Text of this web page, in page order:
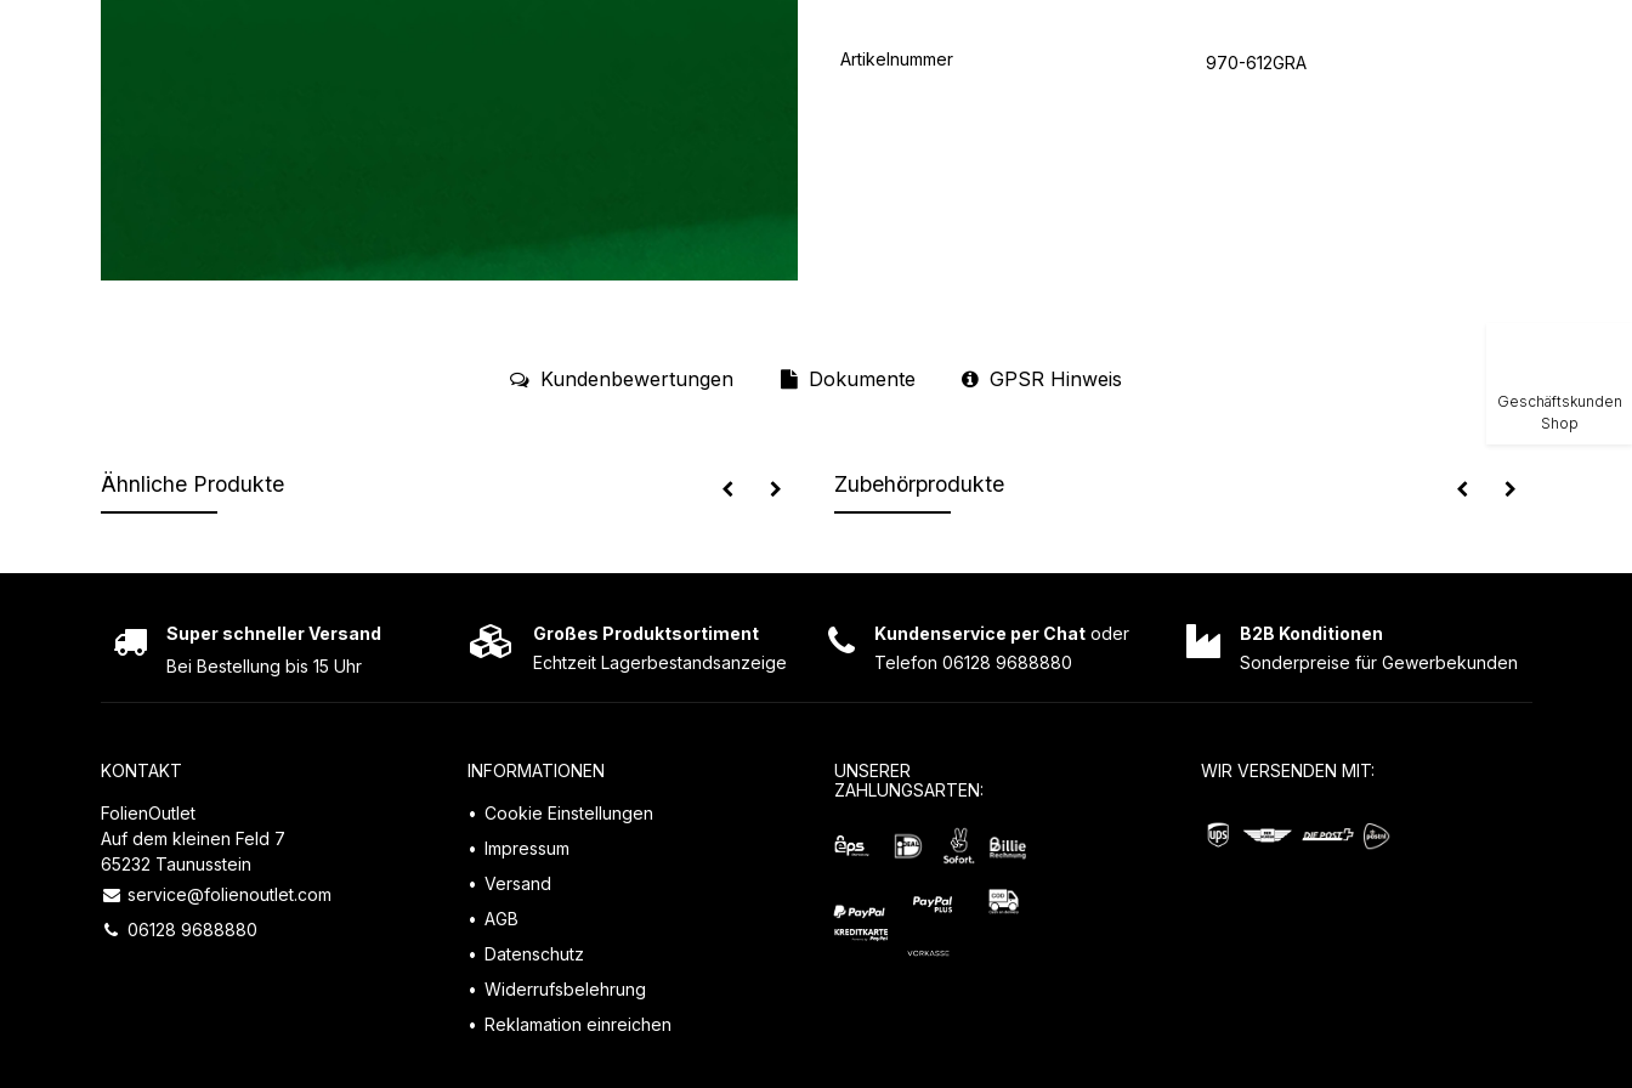
Artikelnummer 970-612GRA
Kundenbewertungen Dokumente GPSR Hinweis
Ähnliche Produkte Zubehörprodukte
Großes Produktsortiment
Echtzeit Lagerbestandsanzeige
Kundenservice per Chat oder
Telefon 06128 9688880
Super schneller Versand
Bei Bestellung bis 15 Uhr
B2B Konditionen
Sonderpreise für Gewerbekunden
KONTAKT
FolienOutlet
Auf dem kleinen Feld 7
65232 Taunusstein
service@folienoutlet.com
06128 9688880
INFORMATIONEN
Cookie Einstellungen
Impressum
Versand
AGB
Datenschutz
Widerrufsbelehrung
Reklamation einreichen
UNSERER
ZAHLUNGSARTEN:
WIR VERSENDEN MIT:
Geschäftskunden
Shop